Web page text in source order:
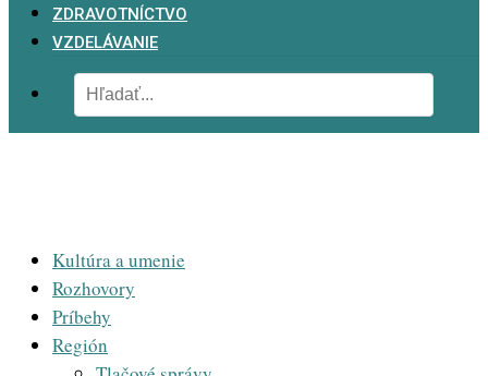
ZDRAVOTNÍCTVO
VZDELÁVANIE
Kultúra a umenie
Rozhovory
Príbehy
Región